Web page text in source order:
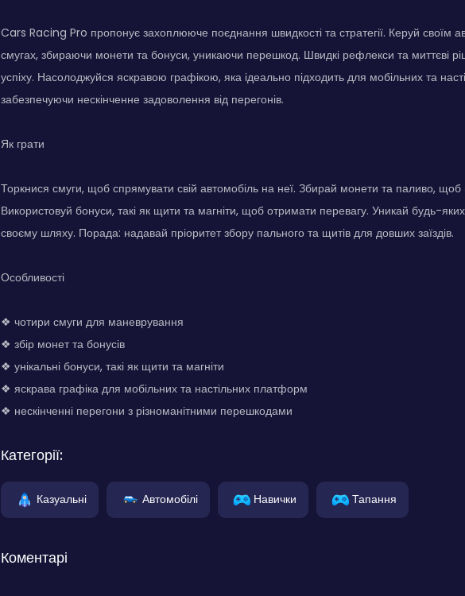
Cars Racing Pro пропонує захоплююче поєднання швидкості та стратегії. Керуй своїм
смугах, збираючи монети та бонуси, уникаючи перешкод. Швидкі рефлекси та миттєві
успіху. Насолоджуйся яскравою графікою, яка ідеально підходить для мобільних та
забезпечуючи нескінченне задоволення від перегонів.
Як грати
Торкнися смуги, щоб спрямувати свій автомобіль на неї. Збирай монети та паливо, щоб
Використовуй бонуси, такі як щити та магніти, щоб отримати перевагу. Уникай будь-
своєму шляху. Порада: надавай пріоритет збору пального та щитів для довших заїздів.
Особливості
❖ чотири смуги для маневрування
❖ збір монет та бонусів
❖ унікальні бонуси, такі як щити та магніти
❖ яскрава графіка для мобільних та настільних платформ
❖ нескінченні перегони з різноманітними перешкодами
Категорії:
Казуальні Автомобілі Навички Тапання
Коментарі